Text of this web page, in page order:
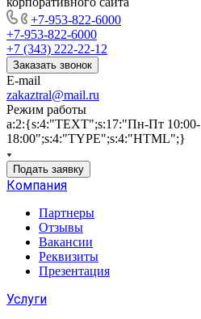
+7-953-822-6000
+7-953-822-6000
+7 (343) 222-22-12
Заказать звонок
E-mail
zakaztral@mail.ru
Режим работы
a:2:{s:4:"TEXT";s:17:"Пн-Пт 10:00-
18:00";s:4:"TYPE";s:4:"HTML";}
Подать заявку
Компания
Партнеры
Отзывы
Вакансии
Реквизиты
Презентация
Услуги